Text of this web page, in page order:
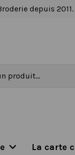
depuis
La carte